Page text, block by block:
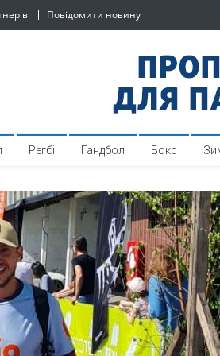
Повідомити новину
спортивний
Регбі Гандбол Бокс